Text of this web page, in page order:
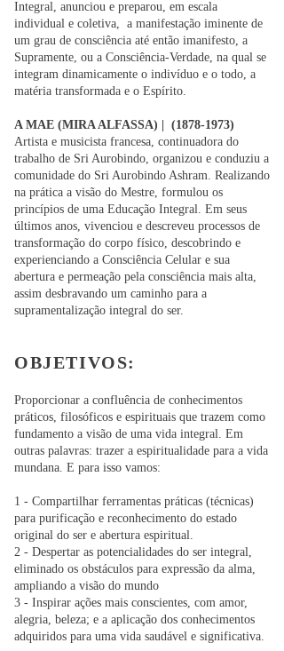
Integral, anunciou e preparou, em escala
individual e coletiva, a manifestação iminente de
um grau de consciência até então imanifesto, a
Supramente, ou a Consciência-Verdade, na qual se
integram dinamicamente o indivíduo e o todo, a
matéria transformada e o Espírito.
A MAE (MIRA ALFASSA) | (1878-1973)
Artista e musicista francesa, continuadora do
trabalho de Sri Aurobindo, organizou e conduziu a
comunidade do Sri Aurobindo Ashram. Realizando
na prática a visão do Mestre, formulou os
princípios de uma Educação Integral. Em seus
últimos anos, vivenciou e descreveu processos de
transformação do corpo físico, descobrindo e
experienciando a Consciência Celular e sua
abertura e permeação pela consciência mais alta,
assim desbravando um caminho para a
supramentalização integral do ser.
OBJETIVOS:
Proporcionar a confluência de conhecimentos
práticos, filosóficos e espirituais que trazem como
fundamento a visão de uma vida integral. Em
outras palavras: trazer a espiritualidade para a vida
mundana. E para isso vamos:
1 - Compartilhar ferramentas práticas (técnicas)
para purificação e reconhecimento do estado
original do ser e abertura espiritual.
2 - Despertar as potencialidades do ser integral,
eliminado os obstáculos para expressão da alma,
ampliando a visão do mundo
3 - Inspirar ações mais conscientes, com amor,
alegria, beleza; e a aplicação dos conhecimentos
adquiridos para uma vida saudável e significativa.